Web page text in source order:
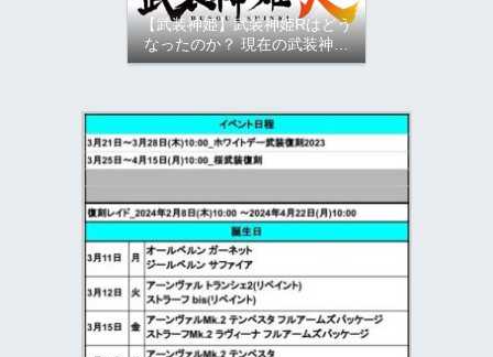
【武装神姫】武装神姫Rはどう
なったのか？ 現在の武装神姫
アーケード（バトコン）につい